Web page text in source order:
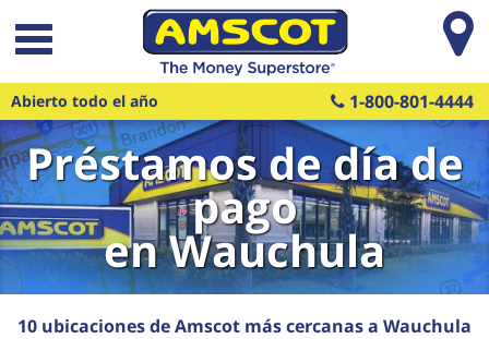
Saltar al contenido principal
Abierto todo el año 1-800-801-4444
Préstamos de día de
pago
en Wauchula
10 ubicaciones de Amscot más cercanas a Wauchula